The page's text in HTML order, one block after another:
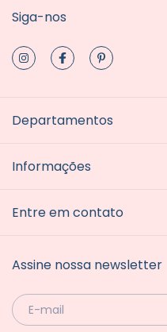
Siga-nos
Departamentos
Informações
Entre em contato
Assine nossa newsletter